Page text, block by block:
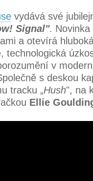
vydává své
Signal".
a otevírá
technologická
v
s deskou
tracku „Hush", na
Ellie